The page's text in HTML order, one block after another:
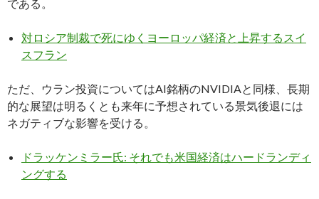
である。
対ロシア制裁で死にゆくヨーロッパ経済と上昇するスイ
スフラン
ただ、ウラン投資についてはAI銘柄のNVIDIAと同様、長期
的な展望は明るくとも来年に予想されている景気後退には
ネガティブな影響を受ける。
ドラッケンミラー氏: それでも米国経済はハードランディ
ングする